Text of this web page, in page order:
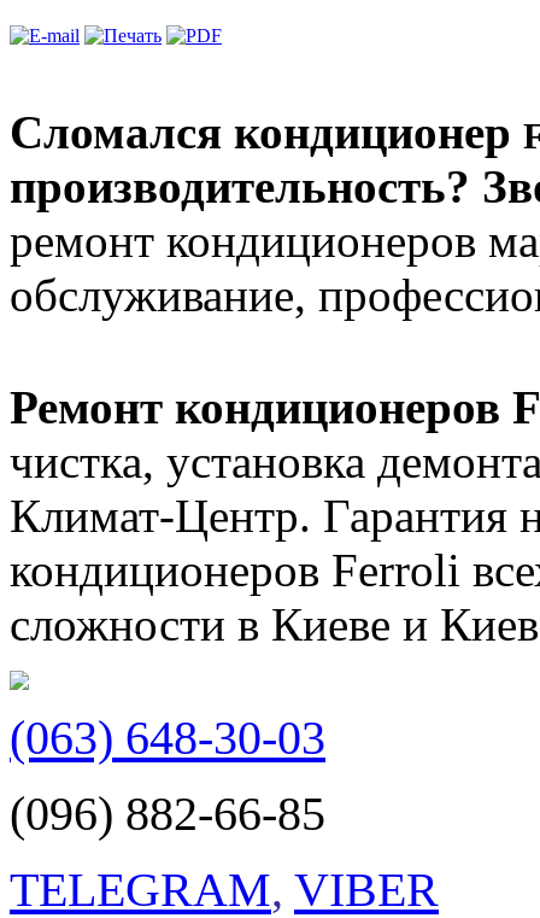
Сломался кондиционер
производительность?
ремонт кондиционеров
обслуживание,
Ремонт кондиционеров
чистка, установка
Климат-Центр. Гарантия
кондиционеров Ferroli
сложности в Киеве и
(063) 648-30-03
(096) 882-66-85
TELEGRAM, VIBER